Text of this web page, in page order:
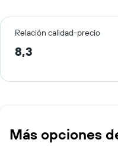
Relación calidad-precio
8,3
Más opciones